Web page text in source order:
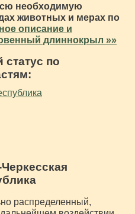
необходимую
животных и мерах по
описание и
длиннокрыл »»
по
распределенный,